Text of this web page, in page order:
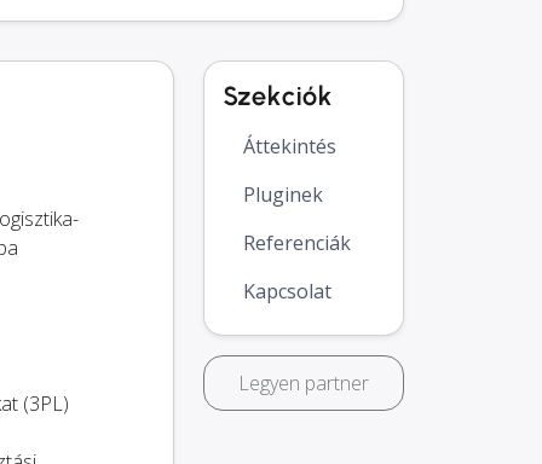
(3PL)
Szekciók
Áttekintés
Pluginek
Referenciák
Kapcsolat
Legyen partner